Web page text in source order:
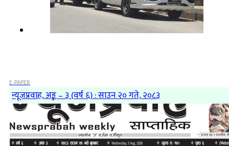
E-PAPER
न्यूजप्रवाह, अङ्क – ३ (वर्ष ६) : साउन २० गते, २०८३